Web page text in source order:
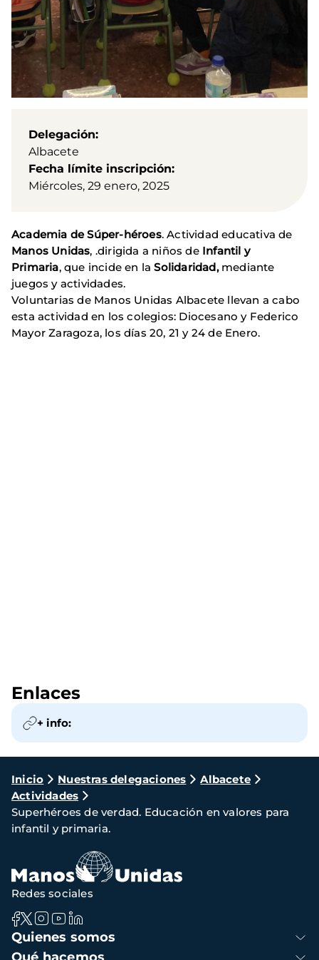
Delegación
Albacete
Fecha límite inscripción
Miércoles, 29 enero, 2025
Academia de Súper-héroes. Actividad educativa de
Manos Unidas, .dirigida a niños deInfantil y
Primaria, que incide en laSolidaridad, mediante
juegos y actividades.
Voluntarias de Manos Unidas Albacete llevan a cabo
esta actividad en los colegios: Diocesano y Federico
Mayor Zaragoza, los días 20, 21 y 24 de Enero.
Enlaces
+ info:
Ruta
de
navegación
Inicio Nuestras delegaciones
Albacete
Actividades
Superhéroes de verdad. Educación en valores para
infantil y primaria.
Navegación
principal
Quienes somos
Redes sociales